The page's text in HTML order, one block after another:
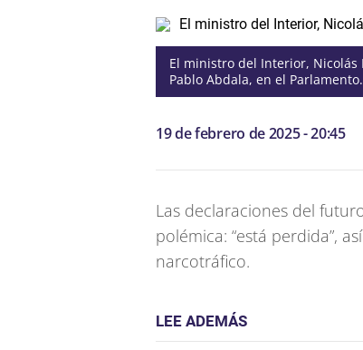
El ministro del Interior,
Pablo Abdala, en el Parlamento.
19 de febrero de 2025 - 20:45
Las declaraciones del
polémica: “está perdida”,
narcotráfico.
LEE ADEMÁS